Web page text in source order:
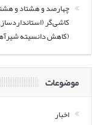
چهارصد و هشتاد و
کاشی‌گر
(کاهش دانسیته
موضوعات
اخبار